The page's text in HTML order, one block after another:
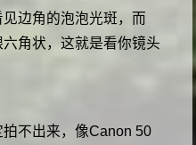
边角的泡泡光斑，而
六角状，这就是看你镜头
不出来，像Canon 50